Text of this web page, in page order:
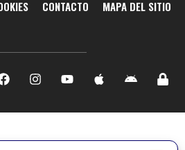
CONTACTO MAPA DEL SITIO